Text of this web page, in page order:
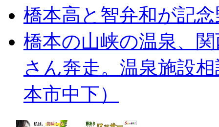
橋本高と智弁和が記
橋本の山峡の温泉、
さん奔走。温泉施設
本市中下）